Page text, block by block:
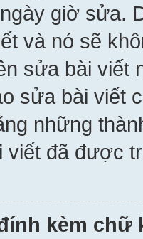
giờ sửa.
và nó sẽ
sửa bài viết
sửa bài viết
những
viết đã được
kèm chữ